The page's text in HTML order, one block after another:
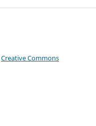
Creative Commons